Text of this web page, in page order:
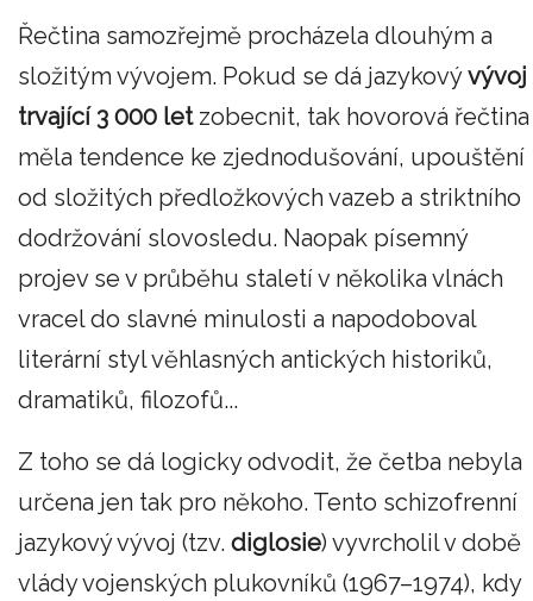
Řečtina samozřejmě procházela dlouhým a
složitým vývojem. Pokud se dá jazykovývývoj
trvající 3 000 letzobecnit, tak hovorová řečtina
měla tendence ke zjednodušování, upouštění
od složitých předložkových vazeb a striktního
dodržování slovosledu. Naopak písemný
projev se v průběhu staletí v několika vlnách
vracel do slavné minulosti a napodoboval
literární styl věhlasných antických historiků,
dramatiků, filozofů...
Z toho se dá logicky odvodit, že četba nebyla
určena jen tak pro někoho. Tento schizofrenní
jazykový vývoj (tzv. diglosie) vyvrcholil v době
vlády vojenských plukovníků (1967–1974), kdy